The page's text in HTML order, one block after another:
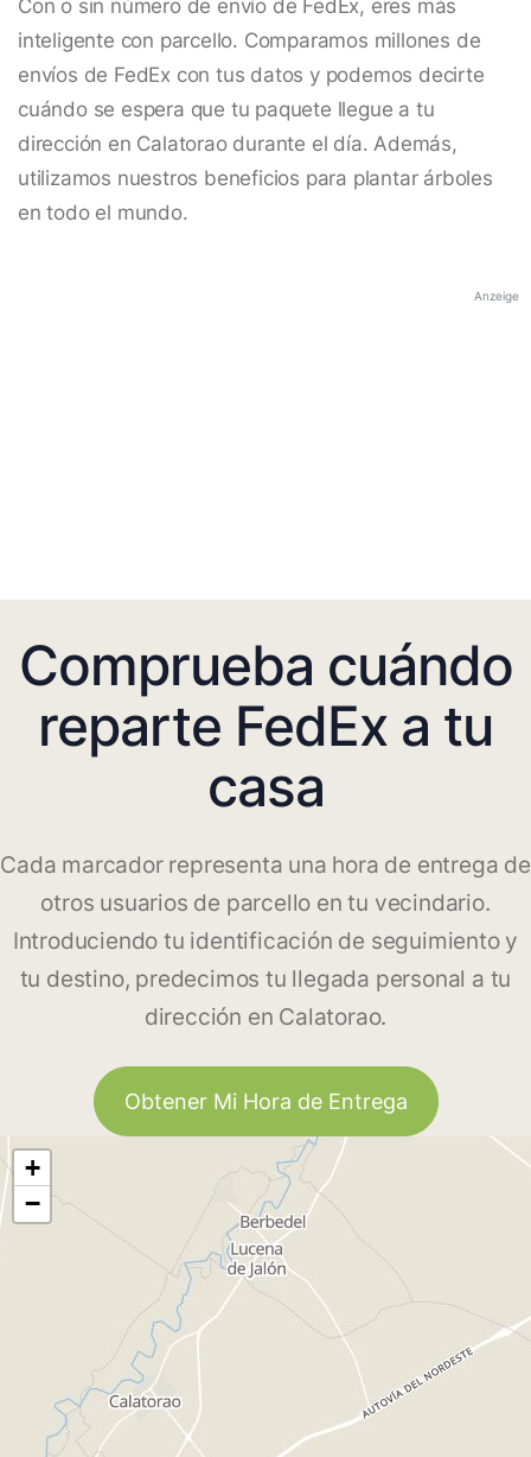
Con o sin número de envío de FedEx, eres más
inteligente con parcello. Comparamos millones de
envíos de FedEx con tus datos y podemos decirte
cuándo se espera que tu paquete llegue a tu
dirección en Calatorao durante el día. Además,
utilizamos nuestros beneficios para plantar árboles
en todo el mundo.
Anzeige
Comprueba cuándo
reparte FedEx a tu
casa
Cada marcador representa una hora de entrega de
otros usuarios de parcello en tu vecindario.
Introduciendo tu identificación de seguimiento y
tu destino, predecimos tu llegada personal a tu
dirección en Calatorao.
Obtener Mi Hora de Entrega
+
−